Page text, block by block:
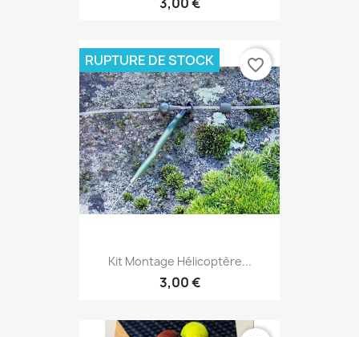
Kit Montage Hélicoptère...
3,00 €
RUPTURE DE STOCK favorite_border